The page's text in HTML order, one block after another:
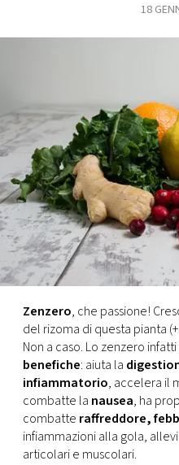
CONCORSI
VIDEO
TV
PRINCIPATO
DI
MONACO
RMC
CONSIGLIA
18
Zenzero, che passione!
del rizoma di questa pianta
Non a caso. Lo zenzero
benefiche: aiuta la
infiammatorio, accelera il
combatte la nausea, ha
combatte raffreddore,
infiammazioni alla gola,
articolari e muscolari.